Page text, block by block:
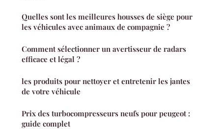
Quelles sont les meilleures housses de siège pour
les véhicules avec animaux de compagnie ?
Comment sélectionner un avertisseur de radars
efficace et légal ?
les produits pour nettoyer et entretenir les jantes
de votre véhicule
Prix des turbocompresseurs neufs pour peugeot :
guide complet